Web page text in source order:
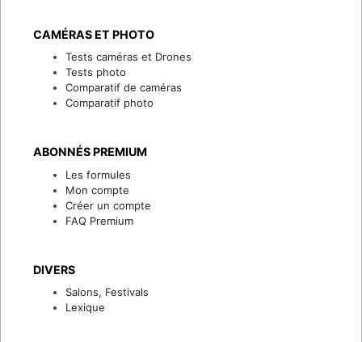
CAMÉRAS ET PHOTO
Tests caméras et Drones
Tests photo
Comparatif de caméras
Comparatif photo
ABONNÉS PREMIUM
Les formules
Mon compte
Créer un compte
FAQ Premium
DIVERS
Salons, Festivals
Lexique